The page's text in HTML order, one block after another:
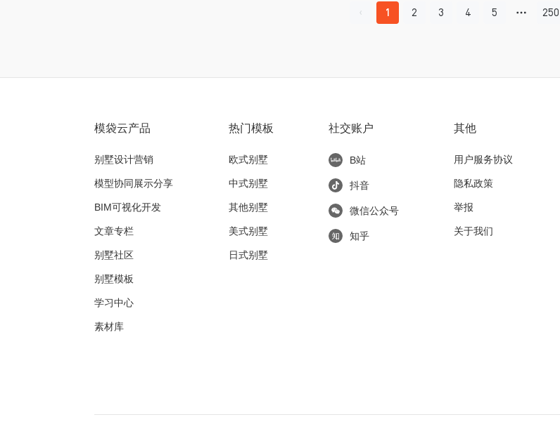
1 2 3 4 5 250
模袋云产品
别墅设计营销
模型协同展示分享
BIM可视化开发
文章专栏
别墅社区
别墅模板
学习中心
素材库
热门模板
欧式别墅
中式别墅
其他别墅
美式别墅
日式别墅
社交账户
B站
抖音
微信公众号
知乎
其他
用户服务协议
隐私政策
举报
关于我们